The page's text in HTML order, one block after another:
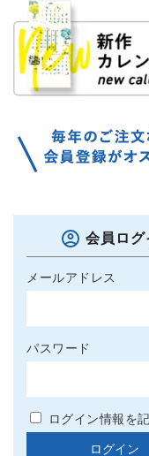
会員ログ
メールアドレス
パスワード
ログイン情報を